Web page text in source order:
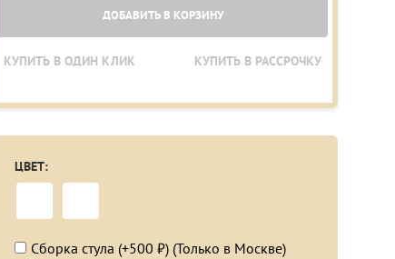
ДОБАВИТЬ В КОРЗИНУ
КУПИТЬ В ОДИН КЛИК КУПИТЬ В РАССРОЧКУ
ЦВЕТ:
Сборка стула (+500 ₽) (Только в Москве)